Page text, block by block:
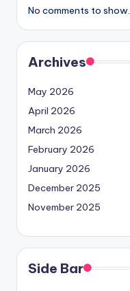
No comments to show.
Archives
May 2026
April 2026
March 2026
February 2026
January 2026
December 2025
November 2025
Side Bar